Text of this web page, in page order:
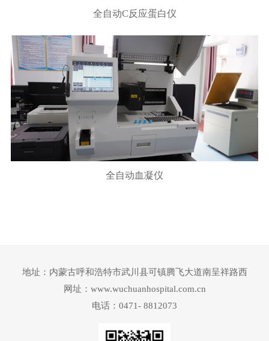
全自动C反应蛋白仪
全自动血凝仪
地址：内蒙古呼和浩特市武川县可镇腾飞大道南呈祥路西
网址：www.wuchuanhospital.com.cn
电话：0471- 8812073